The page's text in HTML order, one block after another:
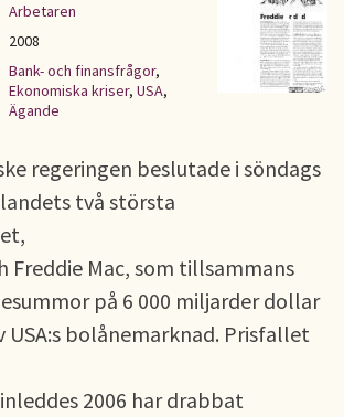
Arbetaren
2008
Bank- och finansfrågor,
Ekonomiska kriser, USA,
Ägande
regeringen beslutade i söndags
två största
Freddie Mac, som tillsammans
på 6 000 miljarder dollar
USA:s bolånemarknad. Prisfallet
2006 har drabbat